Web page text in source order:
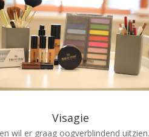
Visagie
wil er graag oogverblindend